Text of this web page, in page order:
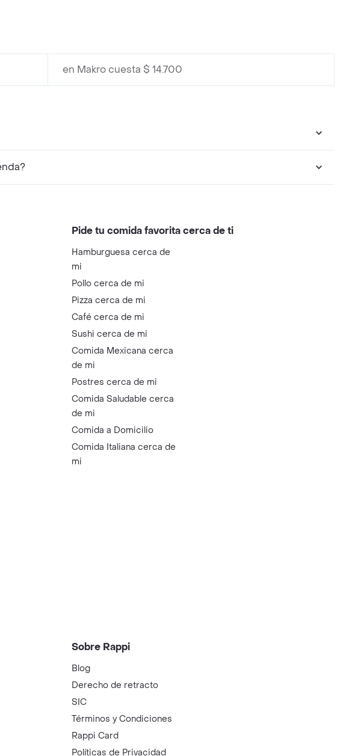
en Makro cuesta $ 14.700
en Fazenda?
Pide tu comida favorita cerca de ti
Hamburguesa cerca de
mi
Pollo cerca de mi
Pizza cerca de mi
Café cerca de mi
Sushi cerca de mi
Comida Mexicana cerca
de mi
Postres cerca de mi
Comida Saludable cerca
de mi
Comida a Domicilio
Comida Italiana cerca de
mi
Sobre Rappi
Blog
Derecho de retracto
SIC
Términos y Condiciones
Rappi Card
Políticas de Privacidad